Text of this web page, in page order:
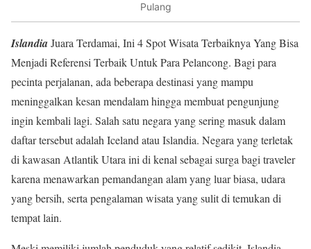
Pulang
IslandiaJuara Terdamai, Ini 4 Spot Wisata Terbaiknya Yang Bisa
Menjadi Referensi Terbaik Untuk Para Pelancong. Bagi para
pecinta perjalanan, ada beberapa destinasi yang mampu
meninggalkan kesan mendalam hingga membuat pengunjung
ingin kembali lagi. Salah satu negara yang sering masuk dalam
daftar tersebut adalah Iceland atau Islandia. Negara yang terletak
di kawasan Atlantik Utara ini di kenal sebagai surga bagi traveler
karena menawarkan pemandangan alam yang luar biasa, udara
yang bersih, serta pengalaman wisata yang sulit di temukan di
tempat lain.